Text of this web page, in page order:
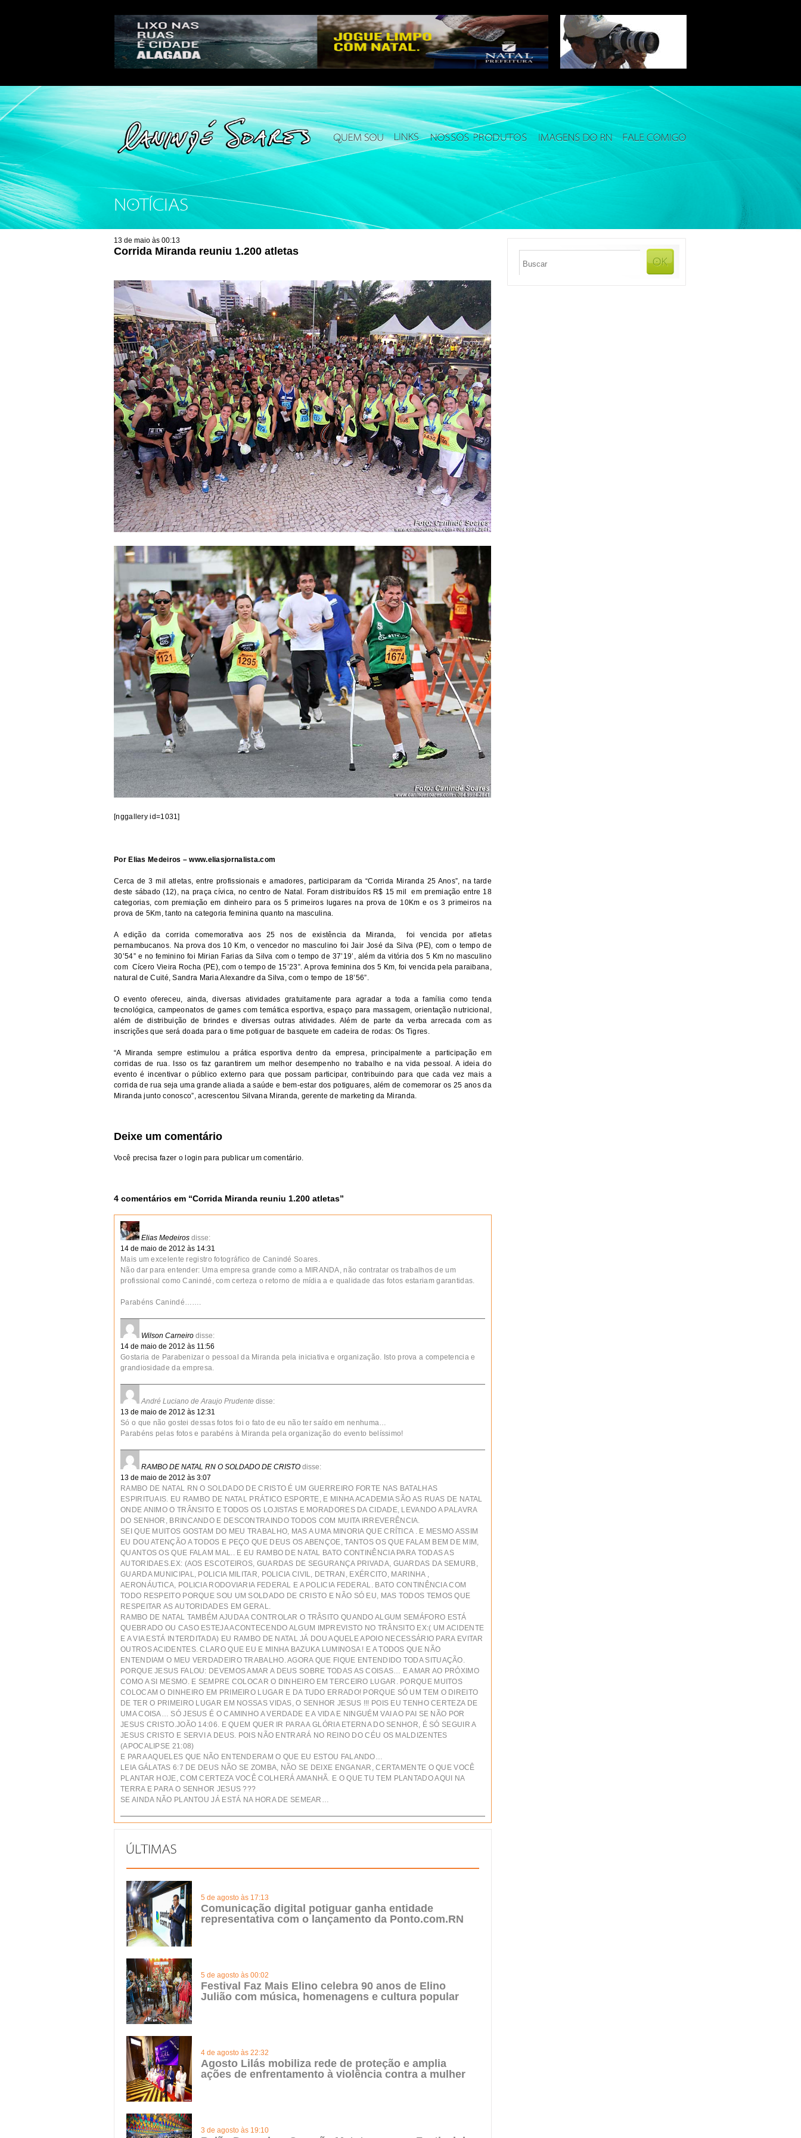
NOTÍCIAS
13 de maio às 00:13
Corrida Miranda reuniu 1.200 atletas
[nggallery id=1031]
Por Elias Medeiros –www.eliasjornalista.com
Cerca de 3 mil atletas, entre profissionais e amadores, participaram da “Corrida Miranda 25 Anos”, na tarde
deste sábado (12), na praça cívica, no centro de Natal. Foram distribuídos R$ 15 mil em premiação entre 18
categorias, com premiação em dinheiro para os 5 primeiros lugares na prova de 10Km e os 3 primeiros na
prova de 5Km, tanto na categoria feminina quanto na masculina.
A edição da corrida comemorativa aos 25 nos de existência da Miranda, foi vencida por atletas
pernambucanos. Na prova dos 10 Km, o vencedor no masculino foi Jair José da Silva (PE), com o tempo de
30’54” e no feminino foi Mirian Farias da Silva com o tempo de 37’19’, além da vitória dos 5 Km no masculino
com Cícero Vieira Rocha (PE), com o tempo de 15’23”. A prova feminina dos 5 Km, foi vencida pela paraibana,
natural de Cuité, Sandra Maria Alexandre da Silva, com o tempo de 18’56”.
O evento ofereceu, ainda, diversas atividades gratuitamente para agradar a toda a família como tenda
tecnológica, campeonatos de games com temática esportiva, espaço para massagem, orientação nutricional,
além de distribuição de brindes e diversas outras atividades. Além de parte da verba arrecada com as
inscrições que será doada para o time potiguar de basquete em cadeira de rodas: Os Tigres.
“A Miranda sempre estimulou a prática esportiva dentro da empresa, principalmente a participação em
corridas de rua. Isso os faz garantirem um melhor desempenho no trabalho e na vida pessoal. A ideia do
evento é incentivar o público externo para que possam participar, contribuindo para que cada vez mais a
corrida de rua seja uma grande aliada a saúde e bem-estar dos potiguares, além de comemorar os 25 anos da
Miranda junto conosco”, acrescentou Silvana Miranda, gerente de marketing da Miranda.
Deixe um comentário
Você precisa fazer o login para publicar um comentário.
4 comentários em “Corrida Miranda reuniu 1.200 atletas”
Elias Medeiros disse:
14 de maio de 2012 às 14:31
Mais um excelente registro fotográfico de Canindé Soares.
Não dar para entender: Uma empresa grande como a MIRANDA, não contratar os trabalhos de um
profissional como Canindé, com certeza o retorno de mídia a e qualidade das fotos estariam garantidas.
Parabéns Canindé…….
Wilson Carneiro disse:
14 de maio de 2012 às 11:56
Gostaria de Parabenizar o pessoal da Miranda pela iniciativa e organização. Isto prova a competencia e
grandiosidade da empresa.
André Luciano de Araujo Prudente disse:
13 de maio de 2012 às 12:31
Só o que não gostei dessas fotos foi o fato de eu não ter saído em nenhuma…
Parabéns pelas fotos e parabéns à Miranda pela organização do evento belíssimo!
RAMBO DE NATAL RN O SOLDADO DE CRISTO disse:
13 de maio de 2012 às 3:07
RAMBO DE NATAL RN O SOLDADO DE CRISTO É UM GUERREIRO FORTE NAS BATALHAS
ESPIRITUAIS. EU RAMBO DE NATAL PRÁTICO ESPORTE, E MINHA ACADEMIA SÃO AS RUAS DE NATAL
ONDE ANIMO O TRÂNSITO E TODOS OS LOJISTAS E MORADORES DA CIDADE, LEVANDO A PALAVRA
DO SENHOR, BRINCANDO E DESCONTRAINDO TODOS COM MUITA IRREVERÊNCIA.
SEI QUE MUITOS GOSTAM DO MEU TRABALHO, MAS A UMA MINORIA QUE CRÍTICA . E MESMO ASSIM
EU DOU ATENÇÃO A TODOS E PEÇO QUE DEUS OS ABENÇOE, TANTOS OS QUE FALAM BEM DE MIM,
QUANTOS OS QUE FALAM MAL.. E EU RAMBO DE NATAL BATO CONTINÊNCIA PARA TODAS AS
AUTORIDAES.EX: (AOS ESCOTEIROS, GUARDAS DE SEGURANÇA PRIVADA, GUARDAS DA SEMURB,
GUARDA MUNICIPAL, POLICIA MILITAR, POLICIA CIVIL, DETRAN, EXÉRCITO, MARINHA ,
AERONÁUTICA, POLICIA RODOVIARIA FEDERAL E A POLICIA FEDERAL. BATO CONTINÊNCIA COM
TODO RESPEITO PORQUE SOU UM SOLDADO DE CRISTO E NÃO SÓ EU, MAS TODOS TEMOS QUE
RESPEITAR AS AUTORIDADES EM GERAL.
RAMBO DE NATAL TAMBÉM AJUDA A CONTROLAR O TRÂSITO QUANDO ALGUM SEMÁFORO ESTÁ
QUEBRADO OU CASO ESTEJA ACONTECENDO ALGUM IMPREVISTO NO TRÂNSITO EX:( UM ACIDENTE
E A VIA ESTÁ INTERDITADA) EU RAMBO DE NATAL JÁ DOU AQUELE APOIO NECESSÁRIO PARA EVITAR
OUTROS ACIDENTES. CLARO QUE EU E MINHA BAZUKA LUMINOSA ! E A TODOS QUE NÃO
ENTENDIAM O MEU VERDADEIRO TRABALHO. AGORA QUE FIQUE ENTENDIDO TODA SITUAÇÃO.
PORQUE JESUS FALOU: DEVEMOS AMAR A DEUS SOBRE TODAS AS COISAS… E AMAR AO PRÓXIMO
COMO A SI MESMO. E SEMPRE COLOCAR O DINHEIRO EM TERCEIRO LUGAR. PORQUE MUITOS
COLOCAM O DINHEIRO EM PRIMEIRO LUGAR E DA TUDO ERRADO! PORQUE SÓ UM TEM O DIREITO
DE TER O PRIMEIRO LUGAR EM NOSSAS VIDAS, O SENHOR JESUS !!! POIS EU TENHO CERTEZA DE
UMA COISA… SÓ JESUS É O CAMINHO A VERDADE E A VIDA E NINGUÉM VAI AO PAI SE NÃO POR
JESUS CRISTO.JOÃO 14:06. E QUEM QUER IR PARA A GLÓRIA ETERNA DO SENHOR, É SÓ SEGUIR A
JESUS CRISTO E SERVI A DEUS. POIS NÃO ENTRARÁ NO REINO DO CÉU OS MALDIZENTES
(APOCALIPSE 21:08)
E PARA AQUELES QUE NÃO ENTENDERAM O QUE EU ESTOU FALANDO…
LEIA GÁLATAS 6:7 DE DEUS NÃO SE ZOMBA, NÃO SE DEIXE ENGANAR, CERTAMENTE O QUE VOCÊ
PLANTAR HOJE, COM CERTEZA VOCÊ COLHERÁ AMANHÃ. E O QUE TU TEM PLANTADO AQUI NA
TERRA E PARA O SENHOR JESUS ???
SE AINDA NÃO PLANTOU JÁ ESTÁ NA HORA DE SEMEAR…
5 de agosto às 17:13
Comunicação digital potiguar ganha entidade
representativa com o lançamento da Ponto.com.RN
5 de agosto às 00:02
Festival Faz Mais Elino celebra 90 anos de Elino
Julião com música, homenagens e cultura popular
4 de agosto às 22:32
Agosto Lilás mobiliza rede de proteção e amplia
ações de enfrentamento à violência contra a mulher
3 de agosto às 19:10